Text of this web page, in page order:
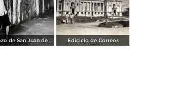
Calabozo de San Juan de Ulua. Edicicio de Correos